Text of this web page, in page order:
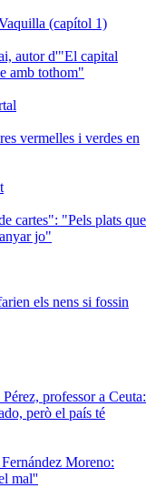
(capítol 1)
autor d'"El capital
amb tothom"
vermelles i verdes en
cartes": "Pels plats que
jo"
els nens si fossin
professor a Ceuta:
però el país té
Moreno:
mal''